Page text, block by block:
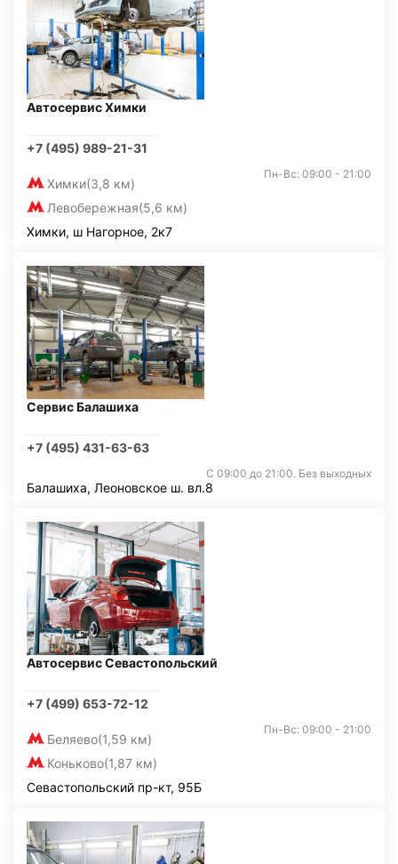
Автосервис Химки
+7 (495) 989-21-31
Химки(3,8 км)
Левобережная(5,6 км)
Пн-Вс: 09:00 - 21:00
Химки, ш Нагорное, 2к7
Сервис Балашиха
+7 (495) 431-63-63
С 09:00 до 21:00. Без выходных
Балашиха, Леоновское ш. вл.8
Автосервис Севастопольский
+7 (499) 653-72-12
Беляево(1,59 км)
Коньково(1,87 км)
Пн-Вс: 09:00 - 21:00
Севастопольский пр-кт, 95Б